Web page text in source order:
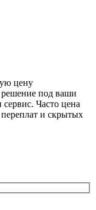
цену
под ваши
Часто цена
и скрытых